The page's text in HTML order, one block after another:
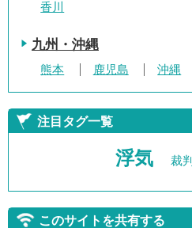
香川
九州・沖縄
熊本 鹿児島 沖縄
注目タグ一覧
浮気 裁判
このサイトを共有する